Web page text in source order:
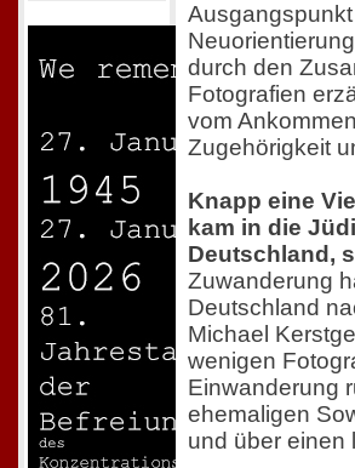
durch den
Fotografien
vom
Zugehörigkeit
Knapp eine
kam in die
Deutschland,
Zuwanderung
Deutschland
Michael
wenigen
Einwanderung
ehemaligen
und über einen